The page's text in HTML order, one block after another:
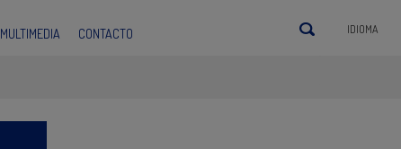
MULTIMEDIA CONTACTO IDIOMA